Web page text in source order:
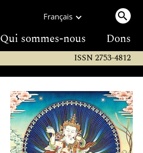
Français
Qui sommes-nous Dons
ISSN 2753-4812